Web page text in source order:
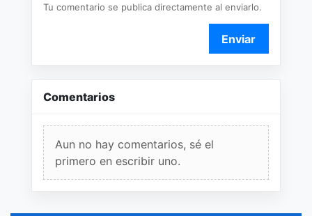
Tu comentario se publica directamente al enviarlo.
Enviar
Comentarios
Aun no hay comentarios, sé el
primero en escribir uno.